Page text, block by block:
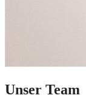
Unser Team